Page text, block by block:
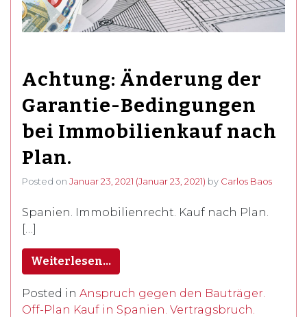
Achtung: Änderung der
Garantie-Bedingungen
bei Immobilienkauf nach
Plan.
Posted on Januar 23, 2021 (Januar 23, 2021) by Carlos Baos
Spanien. Immobilienrecht. Kauf nach Plan.
[…]
Weiterlesen…
Posted in Anspruch gegen den Bauträger.
Off-Plan Kauf in Spanien. Vertragsbruch.